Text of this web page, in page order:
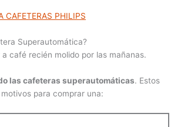
CAFETERAS PHILIPS
Superautomática?
café recién molido por las mañanas.
las cafeteras superautomáticas. Estos
para comprar una: